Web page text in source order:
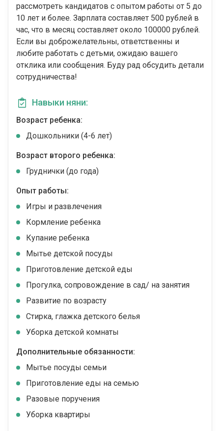
рассмотреть кандидатов с опытом работы от 5 до
10 лет и более. Зарплата составляет 500 рублей в
час, что в месяц составляет около 100000 рублей.
Если вы доброжелательны, ответственны и
любите работать с детьми, ожидаю вашего
отклика или сообщения. Буду рад обсудить детали
сотрудничества!
Навыки няни:
Возраст ребенка:
Дошкольники (4-6 лет)
Возраст второго ребенка:
Груднички (до года)
Опыт работы:
Игры и развлечения
Кормление ребенка
Купание ребенка
Мытье детской посуды
Приготовление детской еды
Прогулка, сопровождение в сад/ на занятия
Развитие по возрасту
Стирка, глажка детского белья
Уборка детской комнаты
Дополнительные обязанности:
Мытье посуды семьи
Приготовление еды на семью
Разовые поручения
Уборка квартиры